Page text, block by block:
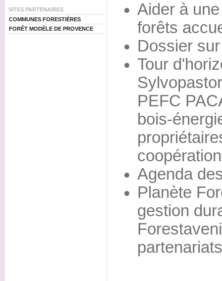
SITES PARTENAIRES
COMMUNES FORESTIÈRES
FORÊT MODÈLE DE PROVENCE
Aider à
forêts
Dossier
Tour
PEFC
bois-
Agenda
Planète
gestion